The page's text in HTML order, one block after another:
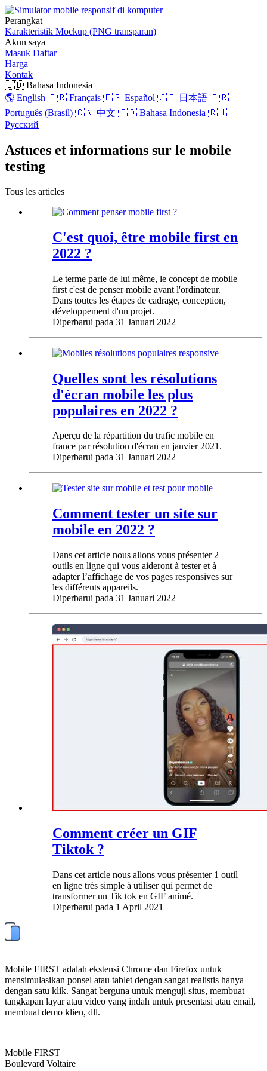
Perangkat
Karakteristik Mockup (PNG transparan)
Akun saya
Masuk Daftar
Harga
Kontak
🇮🇩 Bahasa Indonesia
🌎 English 🇫🇷 Français 🇪🇸 Español 🇯🇵 日本語 🇧🇷
Português (Brasil) 🇨🇳 中文 🇮🇩 Bahasa Indonesia 🇷🇺
Русский
Astuces et informations sur le mobile
testing
Tous les articles
C'est quoi, être mobile first en
2022 ?
Le terme parle de lui même, le concept de mobile
first c'est de penser mobile avant l'ordinateur.
Dans toutes les étapes de cadrage, conception,
développement d'un projet.
Diperbarui pada 31 Januari 2022
Quelles sont les résolutions
d'écran mobile les plus
populaires en 2022 ?
Aperçu de la répartition du trafic mobile en
france par résolution d'écran en janvier 2021.
Diperbarui pada 31 Januari 2022
Comment tester un site sur
mobile en 2022 ?
Dans cet article nous allons vous présenter 2
outils en ligne qui vous aideront à tester et à
adapter l’affichage de vos pages responsives sur
les différents appareils.
Diperbarui pada 31 Januari 2022
Comment créer un GIF
Tiktok ?
Dans cet article nous allons vous présenter 1 outil
en ligne très simple à utiliser qui permet de
transformer un Tik tok en GIF animé.
Diperbarui pada 1 April 2021
Mobile FIRST adalah ekstensi Chrome dan Firefox untuk
mensimulasikan ponsel atau tablet dengan sangat realistis hanya
dengan satu klik. Sangat berguna untuk menguji situs, membuat
tangkapan layar atau video yang indah untuk presentasi atau email,
membuat demo klien, dll.
Mobile FIRST
Boulevard Voltaire